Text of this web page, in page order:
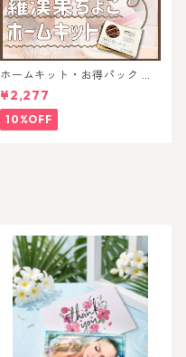
ホームキット・お得パック 各
種
¥2,277
10%OFF